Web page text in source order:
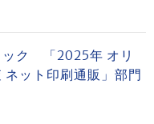
ック 「2025年 オリ
ネット印刷通販」部門